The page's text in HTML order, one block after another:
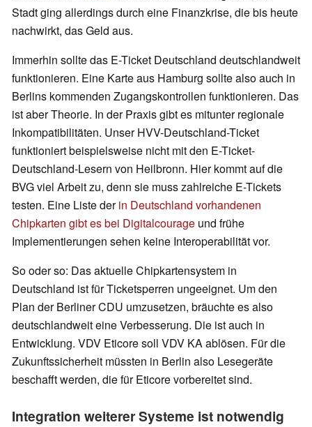
Stadt ging allerdings durch eine Finanzkrise, die bis heute
nachwirkt, das Geld aus.
Immerhin sollte das E-Ticket Deutschland deutschlandweit
funktionieren. Eine Karte aus Hamburg sollte also auch in
Berlins kommenden Zugangskontrollen funktionieren. Das
ist aber Theorie. In der Praxis gibt es mitunter regionale
Inkompatibilitäten. Unser HVV-Deutschland-Ticket
funktioniert beispielsweise nicht mit den E-Ticket-
Deutschland-Lesern von Heilbronn. Hier kommt auf die
BVG viel Arbeit zu, denn sie muss zahlreiche E-Tickets
testen. Eine Liste derin Deutschland vorhandenen
Chipkarten gibt es bei Digitalcourage und frühe
Implementierungen sehen keine Interoperabilität vor.
So oder so: Das aktuelle Chipkartensystem in
Deutschland ist für Ticketsperren ungeeignet. Um den
Plan der Berliner CDU umzusetzen, bräuchte es also
deutschlandweit eine Verbesserung. Die ist auch in
Entwicklung. VDV Eticore soll VDV KA ablösen. Für die
Zukunftssicherheit müssten in Berlin also Lesegeräte
beschafft werden, die für Eticore vorbereitet sind.
Integration weiterer Systeme ist notwendig